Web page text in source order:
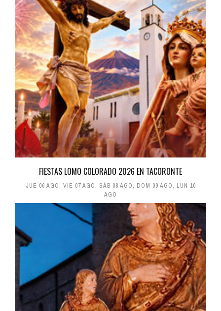
FIESTAS LOMO COLORADO 2026 EN TACORONTE
JUE 06 AGO, VIE 07 AGO, SÁB 08 AGO, DOM 09 AGO, LUN 10
AGO